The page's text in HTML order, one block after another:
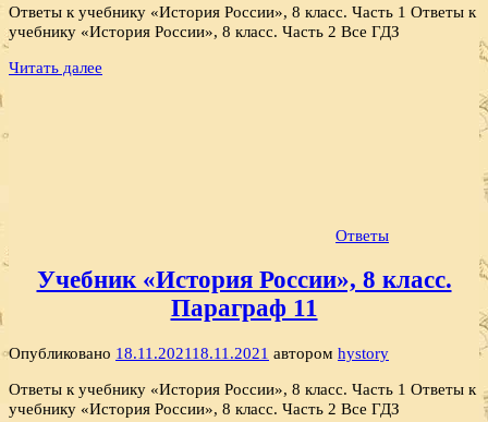
Ответы к учебнику «История России», 8 класс. Часть 1 Ответы к
учебнику «История России», 8 класс. Часть 2 Все ГДЗ
Читать далее
Ответы
Учебник «История России», 8 класс.
Параграф 11
Опубликовано 18.11.202118.11.2021 автором hystory
Ответы к учебнику «История России», 8 класс. Часть 1 Ответы к
учебнику «История России», 8 класс. Часть 2 Все ГДЗ